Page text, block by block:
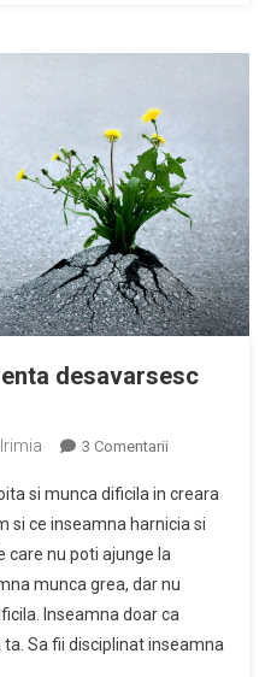
desavarsesc
3 Comentarii
Si
Perseverenta
Desavarsesc
Autodisciplina
si munca dificila in creara
si ce inseamna harnicia si
care nu poti ajunge la
munca grea, dar nu
Inseamna doar ca
Sa fii disciplinat inseamna